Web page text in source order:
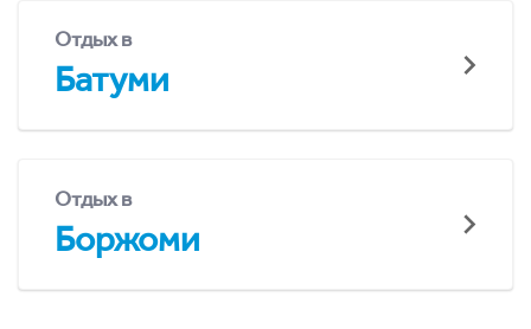
Отдых в
Батуми
Отдых в
Боржоми